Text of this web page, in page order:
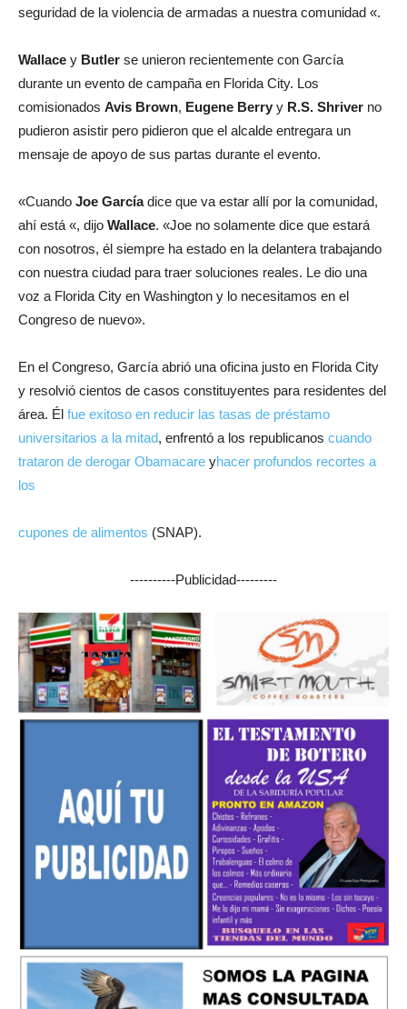
seguridad de la violencia de armadas a nuestra comunidad «.
Wallace y Butler se unieron recientemente con García
durante un evento de campaña en Florida City. Los
comisionados Avis Brown, Eugene Berry y R.S. Shriver no
pudieron asistir pero pidieron que el alcalde entregara un
mensaje de apoyo de sus partas durante el evento.
«Cuando Joe Garcíadice que va estar allí por la comunidad,
ahí está «, dijo Wallace. «Joe no solamente dice que estará
con nosotros, él siempre ha estado en la delantera trabajando
con nuestra ciudad para traer soluciones reales. Le dio una
voz a Florida City en Washington y lo necesitamos en el
Congreso de nuevo».
En el Congreso, García abrió una oficina justo en Florida City
y resolvió cientos de casos constituyentes para residentes del
área. Él fue exitoso en reducir las tasas de préstamo
universitarios a la mitad, enfrentó a los republicanos cuando
trataron de derogar Obamacare yhacer profundos recortes a
los
cupones de alimentos (SNAP).
----------Publicidad---------